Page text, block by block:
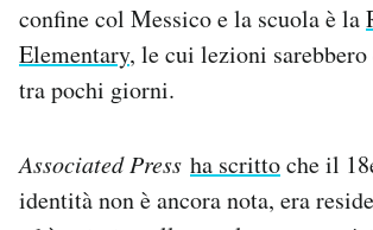
confine col Messico e la scuola è la
Elementary, le cui lezioni
tra pochi giorni.
Associated Press ha scrittoche il
identità non è ancora nota, era